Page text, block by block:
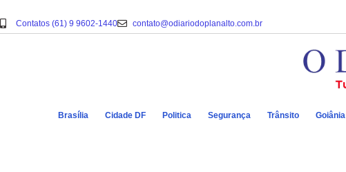
Contatos (61) 9 9602-1440 contato@odiariodoplanalto.com.br
Brasília Cidade DF Politica Segurança Trânsito Goiânia